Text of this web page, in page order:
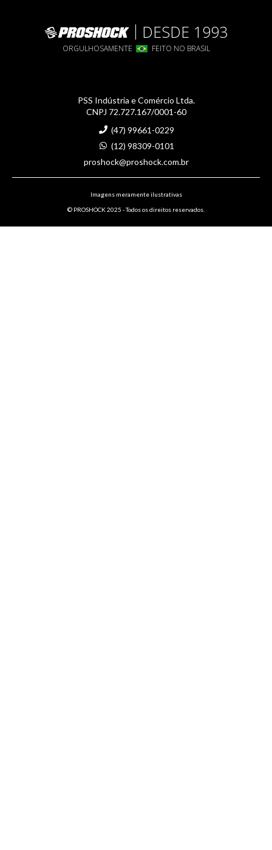
DESDE 1993
ORGULHOSAMENTE FEITO NO BRASIL
PSS Indústria e Comércio Ltda.
CNPJ 72.727.167/0001-60
(47) 99661-0229
(12) 98309-0101
proshock@proshock.com.br
Imagens meramente ilustrativas
© PROSHOCK 2025 - Todos os direitos reservados.